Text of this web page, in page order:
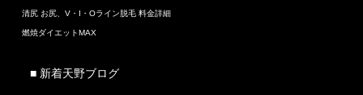
清尻 お尻、V・I・Oライン脱毛 料金詳細
燃焼ダイエットMAX
■ 新着天野ブログ